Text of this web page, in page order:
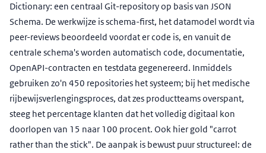
Dictionary: een centraal Git-repository op basis van JSON
Schema. De werkwijze is schema-first, het datamodel wordt via
peer-reviews beoordeeld voordat er code is, en vanuit de
centrale schema's worden automatisch code, documentatie,
OpenAPI-contracten en testdata gegenereerd. Inmiddels
gebruiken zo'n 450 repositories het systeem; bij het medische
rijbewijsverlengingsproces, dat zes productteams overspant,
steeg het percentage klanten dat het volledig digitaal kon
doorlopen van 15 naar 100 procent. Ook hier gold "carrot
rather than the stick". De aanpak is bewust puur structureel: de